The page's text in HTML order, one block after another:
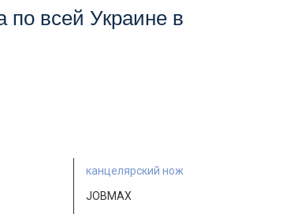
по всей Украине в
канцелярский нож
JOBMAX